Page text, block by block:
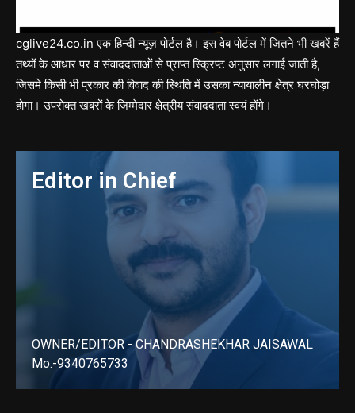
cglive24.co.in एक हिन्दी न्यूज़ पोर्टल है। इस वेब पोर्टल में जितने भी खबरें हैं
तथ्यों के आधार पर व संवाददाताओं से प्राप्त स्क्रिप्ट अनुसार लगाई जाती है,
जिसमे किसी भी प्रकार की विवाद की स्थिति में उसका न्यायालीन क्षेत्र घरघोड़ा
होगा। उपरोक्त खबरों के जिम्मेदार क्षेत्रीय संवाददाता स्वयं होंगे।
Editor in Chief
OWNER/EDITOR - CHANDRASHEKHAR JAISAWAL
Mo.-9340765733